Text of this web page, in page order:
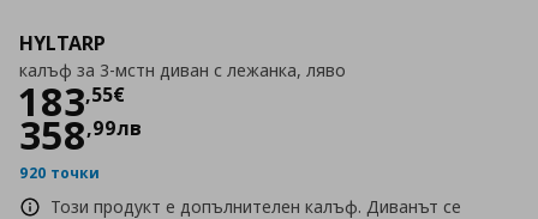
HYLTARP
калъф за 3-мстн диван с лежанка, ляво
183,55€
Цена
358,99лв
920 точки
Този продукт е допълнителен калъф. Диванът се